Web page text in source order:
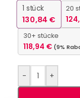
1 stück
130,84 €
20
30+ stücke
118,94 € (9%
- +